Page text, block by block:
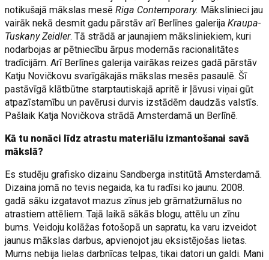
notikušajā mākslas mesēRiga Contemporary. Mākslinieci jau
vairāk nekā desmit gadu pārstāv arī Berlīnes galerijaKraupa-
Tuskany Zeidler. Tā strādā ar jaunajiem māksliniekiem, kuri
nodarbojas ar pētniecību ārpus modernās racionalitātes
tradīcijām. Arī Berlīnes galerija vairākas reizes gadā pārstāv
Katju Novičkovu svarīgākajās mākslas mesēs pasaulē. Šī
pastāvīgā klātbūtne starptautiskajā apritē ir ļāvusi viņai gūt
atpazīstamību un pavērusi durvis izstādēm daudzās valstīs.
Pašlaik Katja Novičkova strādā Amsterdamā un Berlīnē.
Kā tu nonāci līdz atrastu materiālu izmantošanai savā
mākslā?
Es studēju grafisko dizainu Sandberga institūtā Amsterdamā.
Dizaina jomā no tevis negaida, ka tu radīsi ko jaunu. 2008.
gadā sāku izgatavot mazus zīnus jeb grāmatžurnālus no
atrastiem attēliem. Tajā laikā sākās blogu, attēlu un zīnu
bums. Veidoju kolāžas fotošopā un sapratu, ka varu izveidot
jaunus mākslas darbus, apvienojot jau eksistējošas lietas.
Mums nebija lielas darbnīcas telpas, tikai datori un galdi. Mani